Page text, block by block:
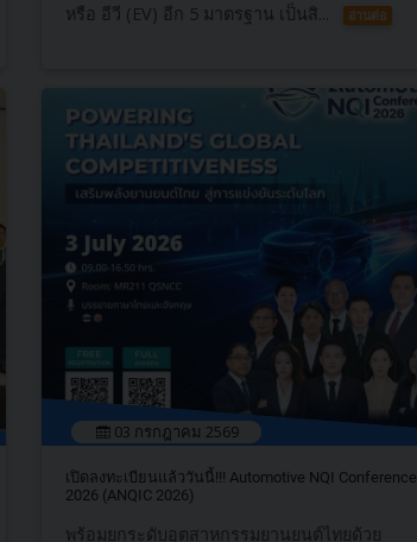
หรือ อีวี (EV) อีก 5 มาตรฐาน เป็นสิ...
อ่านต่อ
03 กรกฎาคม 2569
เปิดลงทะเบียนแล้ววันนี้!!! Automotive NQI Conference
2026 (ANQIC 2026)
พร้อมยกระดับอุตสาหกรรมยานยนต์ไทยด้วย